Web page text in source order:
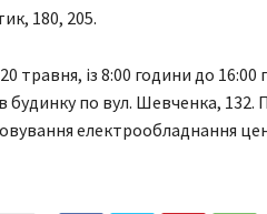
180, 205.
травня, із 8:00 години до
будинку по вул. Шевченка,
електрообладнання